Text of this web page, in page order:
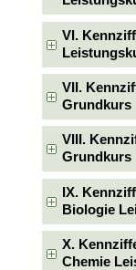
VI.
VII.
Grundkurs
VIII.
Grundkurs
IX.
Biologie
X.
Chemie